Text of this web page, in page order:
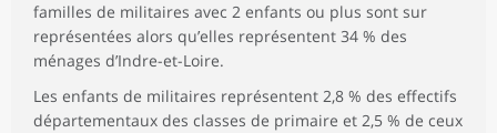
familles de militaires avec 2 enfants ou plus sont sur
représentées alors qu’elles représentent 34 % des
ménages d’Indre-et-Loire.
Les enfants de militaires représentent 2,8 % des effectifs
départementaux des classes de primaire et 2,5 % de ceux